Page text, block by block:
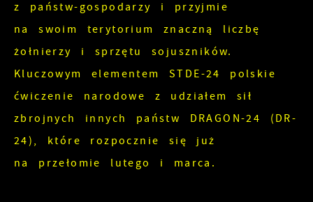
z państw-gospodarzy i przyjmie
na swoim terytorium znaczną liczbę
żołnierzy i sprzętu sojuszników.
Kluczowym elementem STDE-24 polskie
ćwiczenie narodowe z udziałem sił
zbrojnych innych państw DRAGON-24 (DR-
24), które rozpocznie się już
na przełomie lutego i marca.